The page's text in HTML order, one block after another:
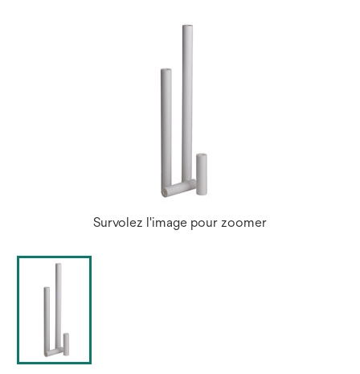
Survolez l'image pour zoomer